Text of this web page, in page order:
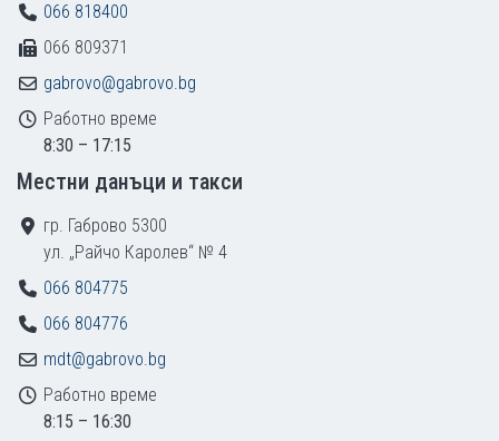
066 818400
066 809371
gabrovo@gabrovo.bg
Работно време
8:30 – 17:15
Местни данъци и такси
гр. Габрово 5300
ул. „Райчо Каролев“ № 4
066 804775
066 804776
mdt@gabrovo.bg
Работно време
8:15 – 16:30